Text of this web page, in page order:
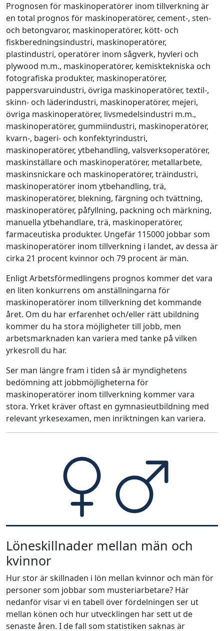
Prognosen för maskinoperatörer inom tillverkning är
en total prognos för maskinoperatörer, cement-, sten-
och betongvaror, maskinoperatörer, kött- och
fiskberedningsindustri, maskinoperatörer,
plastindustri, operatörer inom sågverk, hyvleri och
plywood m.m., maskinoperatörer, kemisktekniska och
fotografiska produkter, maskinoperatörer,
pappersvaruindustri, övriga maskinoperatörer, textil-,
skinn- och läderindustri, maskinoperatörer, mejeri,
övriga maskinoperatörer, livsmedelsindustri m.m.,
maskinoperatörer, gummiindustri, maskinoperatörer,
kvarn-, bageri- och konfektyrindustri,
maskinoperatörer, ytbehandling, valsverksoperatörer,
maskinställare och maskinoperatörer, metallarbete,
maskinsnickare och maskinoperatörer, träindustri,
maskinoperatörer inom ytbehandling, trä,
maskinoperatörer, blekning, färgning och tvättning,
maskinoperatörer, påfyllning, packning och märkning,
manuella ytbehandlare, trä, maskinoperatörer,
farmaceutiska produkter. Ungefär 115000 jobbar som
maskinoperatörer inom tillverkning i landet, av dessa är
cirka 21 procent kvinnor och 79 procent är män.
Enligt Arbetsförmedlingens prognos kommer det vara
en liten konkurrens om anställningarna för
maskinoperatörer inom tillverkning det kommande
året. Om du har erfarenhet och/eller rätt ubildning
kommer du ha stora möjligheter till jobb, men
arbetsmarknaden kan variera med tanke på vilken
yrkesroll du har.
Ser man längre fram i tiden så är myndighetens
bedömning att jobbmöjligheterna för
maskinoperatörer inom tillverkning kommer vara
stora. Yrket kräver oftast en gymnasieutbildning med
relevant yrkesexamen, men inriktningen kan variera.
Löneskillnader mellan män och
kvinnor
Hur stor är skillnaden i lön mellan kvinnor och män för
personer som jobbar som musteriarbetare? Här
nedanför visar vi en tabell över fördelningen ser ut
mellan könen och hur utvecklingen har sett ut de
senaste åren. I de fall som statistiken saknas är